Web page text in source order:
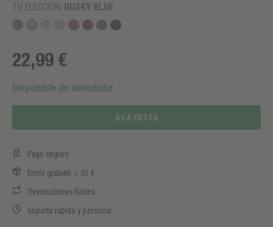
TU ELECCIÓN: DUSKY BLUE
22,99 €
Disponible de inmediato
A LA CESTA
Pago seguro
Envío gratuito > 50 €
Devoluciones fáciles
Soporte rápido y personal